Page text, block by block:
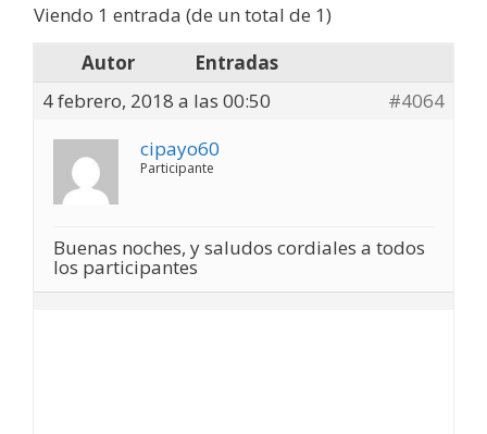
Viendo 1 entrada (de un total de 1)
Autor
Entradas
4 febrero, 2018 a las 00:50
#4064
cipayo60
Participante
Buenas noches, y saludos cordiales a todos
los participantes